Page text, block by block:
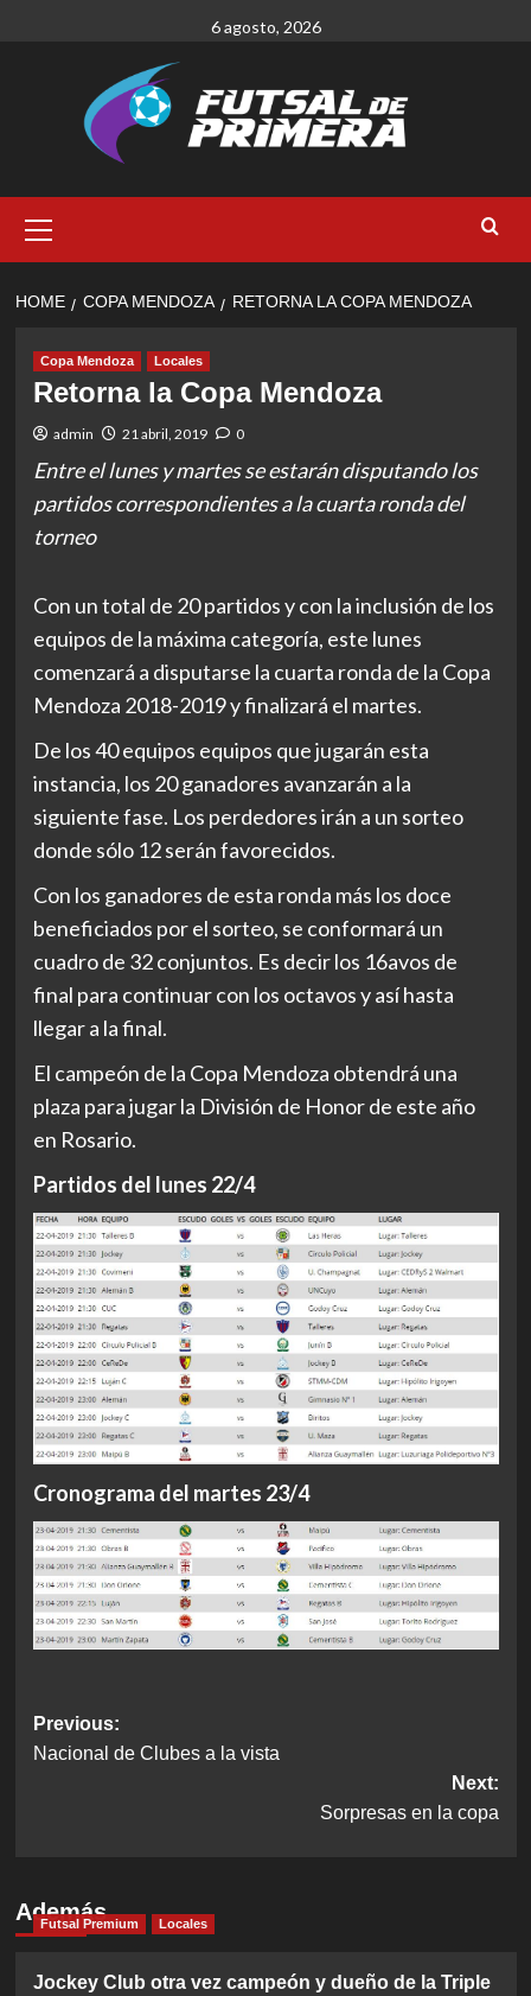
6 agosto, 2026
Menu
HOME COPA MENDOZA RETORNA LA COPA MENDOZA
Copa Mendoza Locales
Retorna la Copa Mendoza
admin 21 abril, 2019 0
Entre el lunes y martes se estarán disputando los
partidos correspondientes a la cuarta ronda del
torneo
Con un total de 20 partidos y con la inclusión de los
equipos de la máxima categoría, este lunes
comenzará a disputarse la cuarta ronda de la Copa
Mendoza 2018-2019 y finalizará el martes.
De los 40 equipos equipos que jugarán esta
instancia, los 20 ganadores avanzarán a la
siguiente fase. Los perdedores irán a un sorteo
donde sólo 12 serán favorecidos.
Con los ganadores de esta ronda más los doce
beneficiados por el sorteo, se conformará un
cuadro de 32 conjuntos. Es decir los 16avos de
final para continuar con los octavos y así hasta
llegar a la final.
El campeón de la Copa Mendoza obtendrá una
plaza para jugar la División de Honor de este año
en Rosario.
Partidos del lunes 22/4
Cronograma del martes 23/4
Post
navigation
Previous:
Nacional de Clubes a la vista
Next:
Sorpresas en la copa
Además
Futsal Premium Locales
Jockey Club otra vez campeón y dueño de la Triple